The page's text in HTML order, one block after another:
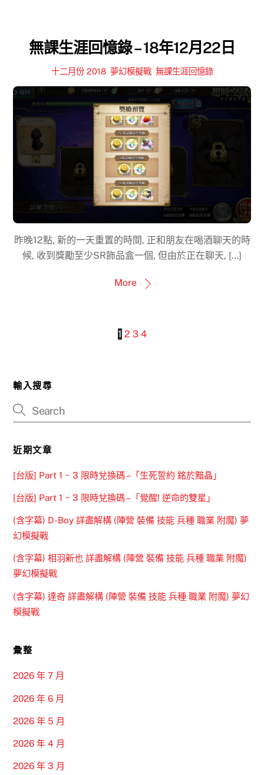
無課生涯回憶錄 – 18年12月22日
十二月份 2018, 夢幻模擬戰, 無課生涯回憶錄
昨晚12點, 新的一天重置的時間, 正和朋友在喝酒聊天的時
候, 收到獎勵至少SR飾品盒一個, 但由於正在聊天, […]
More
1 2 3 4
輸入搜尋
近期文章
[台版] Part 1 ~ 3 限時兌換碼 –「生死誓約 銘於黯晶」
[台版] Part 1 ~ 3 限時兌換碼 –「覺醒! 逆命的雙星」
(含字幕) D-Boy 詳盡解構 (陣營 裝備 技能 兵種 職業 附魔) 夢
幻模擬戰
(含字幕) 相羽新也 詳盡解構 (陣營 裝備 技能 兵種 職業 附魔)
夢幻模擬戰
(含字幕) 達奇 詳盡解構 (陣營 裝備 技能 兵種 職業 附魔) 夢幻
模擬戰
彙整
2026 年 7 月
2026 年 6 月
2026 年 5 月
2026 年 4 月
2026 年 3 月